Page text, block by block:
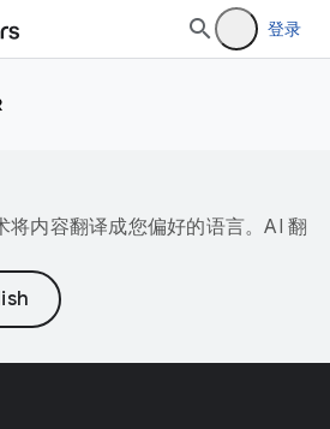
登录
内容翻译成您偏好的语言。AI 翻